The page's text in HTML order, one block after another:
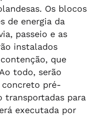
Os blocos
de energia da
passeio e as
instalados
que
todo, serão
concreto pré-
transportadas para
executada por